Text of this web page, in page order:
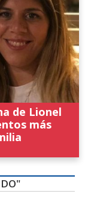
de Lionel
más